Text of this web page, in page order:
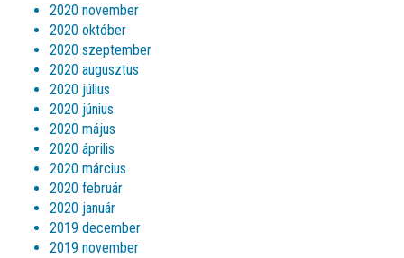
2020 november
2020 október
2020 szeptember
2020 augusztus
2020 július
2020 június
2020 május
2020 április
2020 március
2020 február
2020 január
2019 december
2019 november